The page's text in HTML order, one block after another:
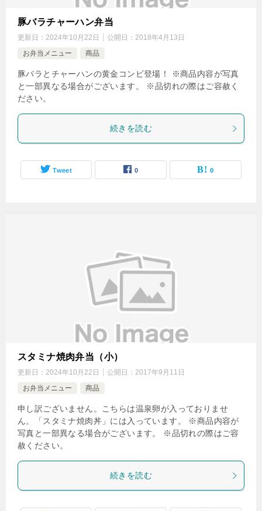
豚バラチャーハン弁当
更新日： 2024年10月22日 公開日： 2018年4月13日
お弁当メニュー
商品
豚バラとチャーハンの黄金コンビ登場！ ※商品内容が写真
と一部異なる場合がございます。 ※品切れの際はご容赦く
ださい。
続きを読む
Tweet 0 0
スタミナ焼肉弁当（小）
更新日： 2024年10月22日 公開日： 2017年9月11日
お弁当メニュー
商品
申し訳ございません。こちらは温泉卵が入っておりませ
ん。「スタミナ焼肉丼」には入っています。 ※商品内容が
写真と一部異なる場合がございます。 ※品切れの際はご容
赦ください。
続きを読む